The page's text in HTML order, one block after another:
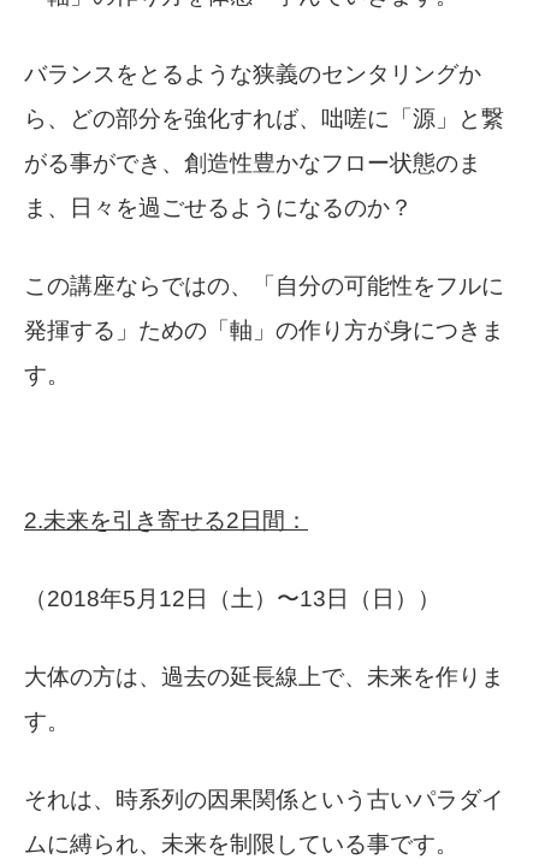
バランスをとるような狭義のセンタリングか
ら、どの部分を強化すれば、咄嗟に「源」と繋
がる事ができ、創造性豊かなフロー状態のま
ま、日々を過ごせるようになるのか？
この講座ならではの、「自分の可能性をフルに
発揮する」ための「軸」の作り方が身につきま
す。
2.未来を引き寄せる2日間：
（2018年5月12日（土）〜13日（日））
大体の方は、過去の延長線上で、未来を作りま
す。
それは、時系列の因果関係という古いパラダイ
ムに縛られ、未来を制限している事です。